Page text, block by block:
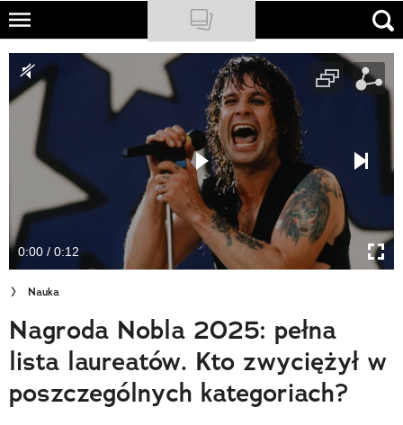
Skip
main
content
NATIONAL GEOGRAPHIC
TRAVELER
PODCASTY
Newsletter
Cuda Polski
Wielki Konkurs Fotograficzny
Trendbook Podróżniczy
Polecane
0:00 / 0:12
Nauka
Nagroda Nobla 2025: pełna
lista laureatów. Kto zwyciężył w
poszczególnych kategoriach?